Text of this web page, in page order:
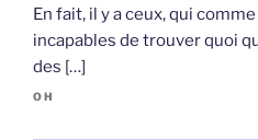
En fait, il y a ceux, qui
incapables de trouver quoi
des […]
OH